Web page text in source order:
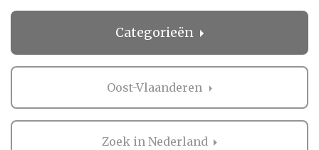
Categorieën
Oost-Vlaanderen
Zoek in Nederland